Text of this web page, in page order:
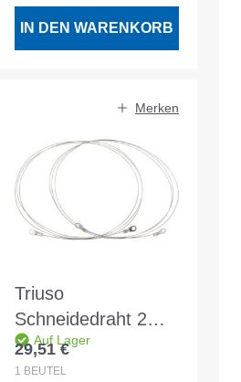
IN DEN WARENKORB
Merken
Triuso
Schneidedraht 2
Stück f.
STYROPOR2
Auf Lager
Regulärer Preis:
29,51 €
1 BEUTEL